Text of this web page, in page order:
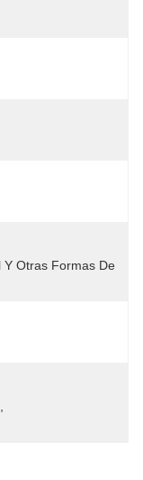
Y Otras Formas De